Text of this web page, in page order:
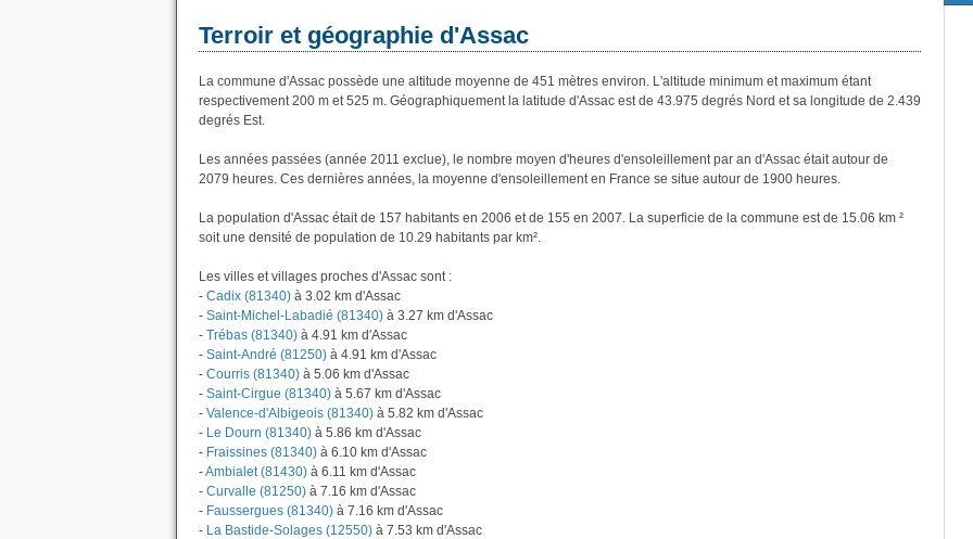
Terroir et géographie d'Assac
La commune d'Assac possède une altitude moyenne de 451 mètres environ. L'altitude minimum et maximum étant
respectivement 200 m et 525 m. Géographiquement la latitude d'Assac est de 43.975 degrés Nord et sa longitude de 2.439
degrés Est.
Les années passées (année 2011 exclue), le nombre moyen d'heures d'ensoleillement par an d'Assac était autour de
2079 heures. Ces dernières années, la moyenne d'ensoleillement en France se situe autour de 1900 heures.
La population d'Assac était de 157 habitants en 2006 et de 155 en 2007. La superficie de la commune est de 15.06 km ²
soit une densité de population de 10.29 habitants par km².
Les villes et villages proches d'Assac sont :
- Cadix (81340) à 3.02 km d'Assac
- Saint-Michel-Labadié (81340) à 3.27 km d'Assac
- Trébas (81340) à 4.91 km d'Assac
- Saint-André (81250) à 4.91 km d'Assac
- Courris (81340) à 5.06 km d'Assac
- Saint-Cirgue (81340) à 5.67 km d'Assac
- Valence-d'Albigeois (81340) à 5.82 km d'Assac
- Le Dourn (81340) à 5.86 km d'Assac
- Fraissines (81340) à 6.10 km d'Assac
-Ambialet (81430) à 6.11 km d'Assac
- Curvalle (81250) à 7.16 km d'Assac
- Faussergues (81340) à 7.16 km d'Assac
- La Bastide-Solages (12550) à 7.53 km d'Assac